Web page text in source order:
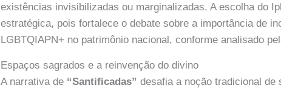
existências invisibilizadas ou marginalizadas. A escolha do
estratégica, pois fortalece o debate sobre a importância de
LGBTQIAPN+ no patrimônio nacional, conforme analisado
Espaços sagrados e a reinvenção do divino
A narrativa de “Santificadas” desafia a noção tradicional de